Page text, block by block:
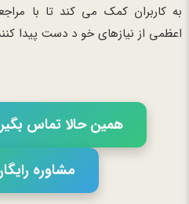
به کاربران کمک می کند تا با
اعظمی از نیازهای خو د دست پیدا
همین حالا تماس بگیرید:
مشاوره